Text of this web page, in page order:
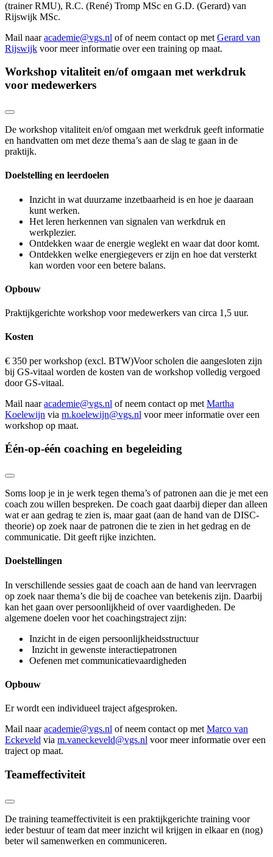
(trainer RMU), R.C. (René) Tromp MSc en G.D. (Gerard) van
Rijswijk MSc.
Mail naar academie@vgs.nl of of neem contact op met Gerard van
Rijswijk voor meer informatie over een training op maat.
Workshop vitaliteit en/of omgaan met werkdruk
voor medewerkers
De workshop vitaliteit en/of omgaan met werkdruk geeft informatie
en handvatten om met deze thema’s aan de slag te gaan in de
praktijk.
Doelstelling en leerdoelen
Inzicht in wat duurzame inzetbaarheid is en hoe je daaraan
kunt werken.
Het leren herkennen van signalen van werkdruk en
werkplezier.
Ontdekken waar de energie weglekt en waar dat door komt.
Ontdekken welke energiegevers er zijn en hoe dat versterkt
kan worden voor een betere balans.
Opbouw
Praktijkgerichte workshop voor medewerkers van circa 1,5 uur.
Kosten
€ 350 per workshop (excl. BTW)Voor scholen die aangesloten zijn
bij GS-vitaal worden de kosten van de workshop volledig vergoed
door GS-vitaal.
Mail naaracademie@vgs.nl of neem contact op met Martha
Koelewijn via m.koelewijn@vgs.nl voor meer informatie over een
workshop op maat.
Één-op-één coaching en begeleiding
Soms loop je in je werk tegen thema’s of patronen aan die je met een
coach zou willen bespreken. De coach gaat daarbij dieper dan alleen
wat er aan gedrag te zien is, maar gaat (aan de hand van de DISC-
theorie) op zoek naar de patronen die te zien in het gedrag en de
communicatie. Dit geeft rijke inzichten.
Doelstellingen
In verschillende sessies gaat de coach aan de hand van leervragen
op zoek naar thema’s die bij de coachee van betekenis zijn. Daarbij
kan het gaan over persoonlijkheid of over vaardigheden. De
algemene doelen voor het coachingstraject zijn:
Inzicht in de eigen persoonlijkheidsstructuur
Inzicht in gewenste interactiepatronen
Oefenen met communicatievaardigheden
Opbouw
Er wordt een individueel traject afgesproken.
Mail naar academie@vgs.nl of neem contact op met Marco van
Eckeveld via m.vaneckeveld@vgs.nl voor meer informatie over een
traject op maat.
Teameffectiviteit
De training teameffectiviteit is een praktijkgerichte training voor
ieder bestuur of team dat meer inzicht wil krijgen in elkaar en (nog)
beter wil samenwerken en communiceren.